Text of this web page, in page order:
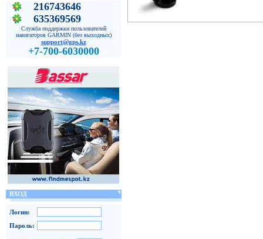
216743646
635369569
Служба поддержки пользователей
навигаторов GARMIN (без выходных)
support@gps.kz
+7-700-6030000
ВХОД
Логин:
Пароль: